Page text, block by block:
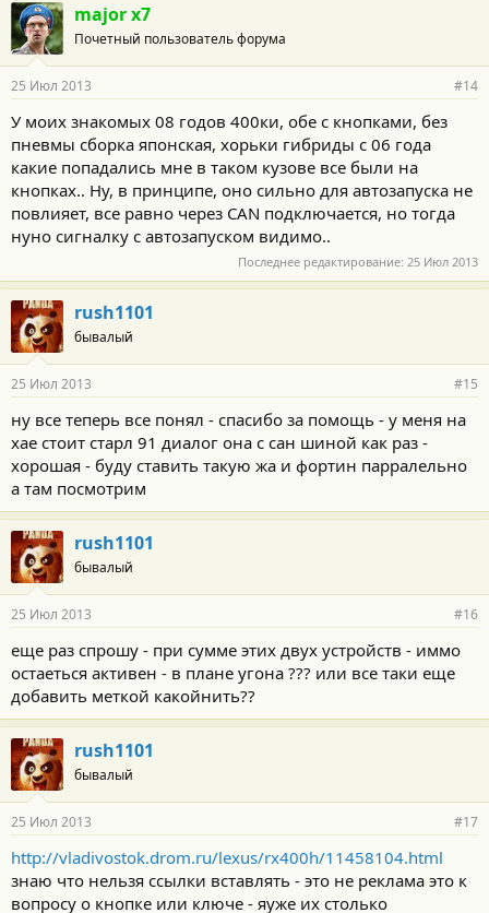
major x7
Почетный пользователь форума
25 Июл 2013 #14
У моих знакомых 08 годов 400ки, обе с кнопками, без
пневмы сборка японская, хорьки гибриды с 06 года
какие попадались мне в таком кузове все были на
кнопках.. Ну, в принципе, оно сильно для автозапуска не
повлияет, все равно через CAN подключается, но тогда
нуно сигналку с автозапуском видимо..
Последнее редактирование: 25 Июл 2013
rush1101
бывалый
25 Июл 2013 #15
ну все теперь все понял - спасибо за помощь - у меня на
хае стоит старл 91 диалог она с сан шиной как раз -
хорошая - буду ставить такую жа и фортин парралельно
а там посмотрим
rush1101
бывалый
25 Июл 2013 #16
еще раз спрошу - при сумме этих двух устройств - иммо
остаеться активен - в плане угона ??? или все таки еще
добавить меткой какойнить??
rush1101
бывалый
25 Июл 2013 #17
http://vladivostok.drom.ru/lexus/rx400h/11458104.html
знаю что нельзя ссылки вставлять - это не реклама это к
вопросу о кнопке или ключе - яуже их столько